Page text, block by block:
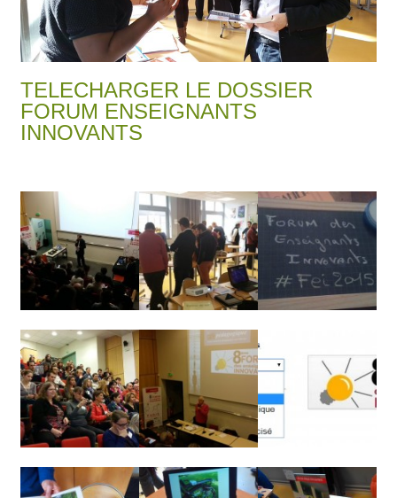
TELECHARGER LE DOSSIER
FORUM ENSEIGNANTS
INNOVANTS